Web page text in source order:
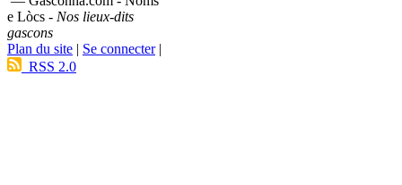
e Lòcs - Nos lieux-dits
gascons
Plan du site | Se connecter|
RSS 2.0